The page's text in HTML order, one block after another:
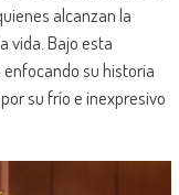
alcanzan la
vida. Bajo esta
enfocando su historia
su frío e inexpresivo